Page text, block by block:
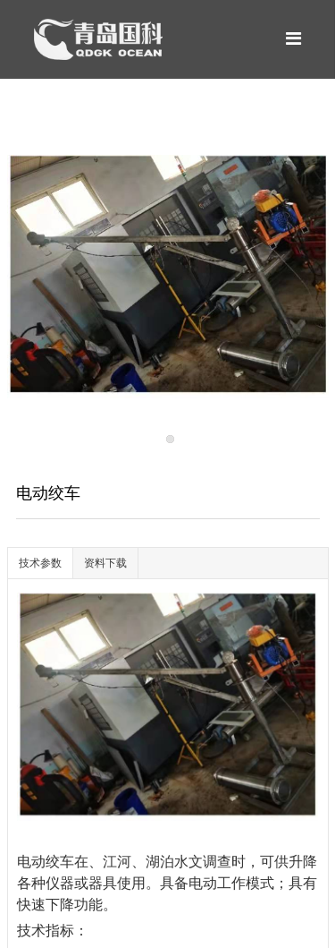
网站
租赁
新
关于
合作
联系
电动绞车
技术参数 资料下载
电动绞车在、江河、湖泊水文调查时，可供升降
各种仪器或器具使用。具备电动工作模式；具有
快速下降功能。
技术指标：